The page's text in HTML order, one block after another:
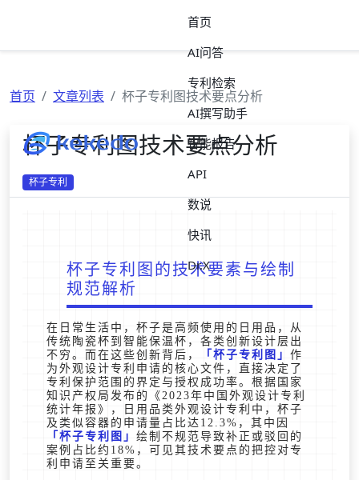
首页
AI问答
专利检索
AI撰写助手
智能报告
API
数说
快讯
Dr.X
首页 文章列表 杯子专利图技术要点分析
杯子专利图技术要点分析
杯子专利
杯子专利图的技术要素与绘制
规范解析
在日常生活中，杯子是高频使用的日用品，从
传统陶瓷杯到智能保温杯，各类创新设计层出
不穷。而在这些创新背后，
杯子专利图
作
为外观设计专利申请的核心文件，直接决定了
专利保护范围的界定与授权成功率。根据国家
知识产权局发布的《2023年中国外观设计专利
统计年报》，日用品类外观设计专利中，杯子
及类似容器的申请量占比达12.3%，其中因
杯子专利图
绘制不规范导致补正或驳回的
案例占比约18%，可见其技术要点的把控对专
利申请至关重要。